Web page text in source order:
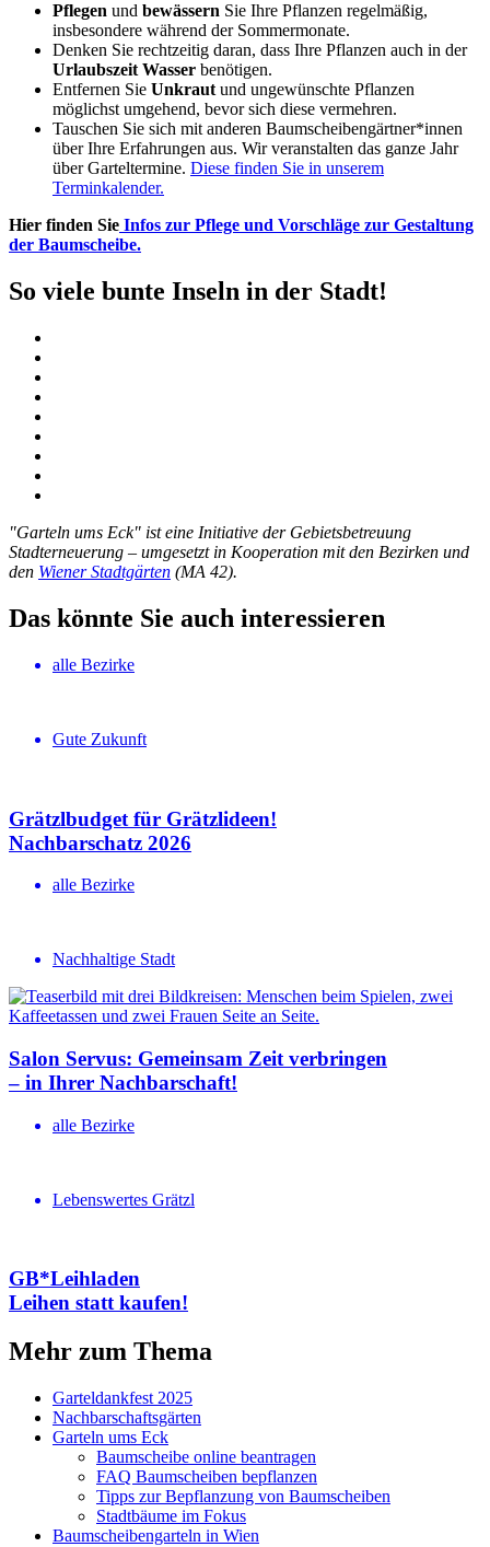
Pflegen und bewässern Sie Ihre Pflanzen regelmäßig,
insbesondere während der Sommermonate.
Denken Sie rechtzeitig daran, dass Ihre Pflanzen auch in der
Urlaubszeit Wasser benötigen.
Entfernen Sie Unkraut und ungewünschte Pflanzen
möglichst umgehend, bevor sich diese vermehren.
Tauschen Sie sich mit anderen Baumscheibengärtner*innen
über Ihre Erfahrungen aus. Wir veranstalten das ganze Jahr
über Garteltermine. Diese finden Sie in unserem
Terminkalender.
Hier finden Sie Infos zur Pflege und Vorschläge zur Gestaltung
der Baumscheibe.
So viele bunte Inseln in der Stadt!
"Garteln ums Eck" ist eine Initiative der Gebietsbetreuung
Stadterneuerung – umgesetzt in Kooperation mit den Bezirken und
den Wiener Stadtgärten (MA 42).
Das könnte Sie auch interessieren
alle Bezirke
Gute Zukunft
Grätzlbudget für Grätzlideen!
Nachbar­schatz 2026
alle Bezirke
Nachhaltige Stadt
Salon Servus: Gemeinsam Zeit verbringen
– in Ihrer Nachbar­schaft!
alle Bezirke
Lebenswertes Grätzl
GB*Leihladen
Leihen statt kaufen!
Mehr zum Thema
Garteldankfest 2025
Nachbarschaftsgärten
Garteln ums Eck
Baumscheibe online beantragen
FAQ Baumscheiben bepflanzen
Tipps zur Bepflanzung von Baumscheiben
Stadtbäume im Fokus
Baumscheibengarteln in Wien